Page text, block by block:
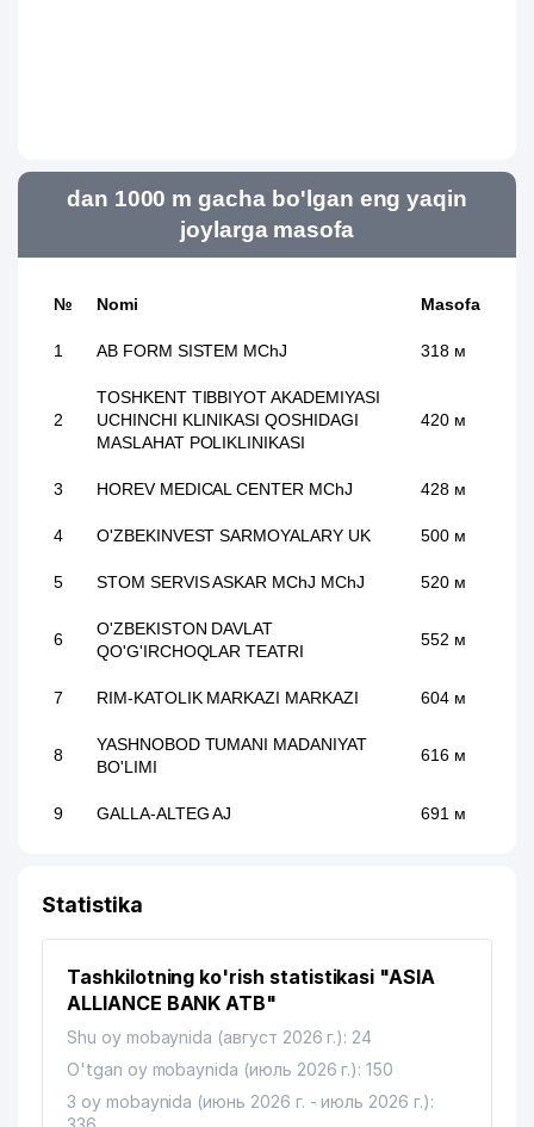
dan 1000 m gacha bo'lgan eng yaqin
joylarga masofa
№ Nomi Masofa
1 AB FORM SISTEM MChJ 318 м
2
TOSHKENT TIBBIYOT AKADEMIYASI
UCHINCHI KLINIKASI QOSHIDAGI
MASLAHAT POLIKLINIKASI
420 м
3 HOREV MEDICAL CENTER MChJ 428 м
4 O'ZBEKINVEST SARMOYALARY UK 500 м
5 STOM SERVIS ASKAR MChJ MChJ 520 м
6
O'ZBEKISTON DAVLAT
QO'G'IRCHOQLAR TEATRI
552 м
7 RIM-KATOLIK MARKAZI MARKAZI 604 м
8
YASHNOBOD TUMANI MADANIYAT
BO'LIMI
616 м
9 GALLA-ALTEG AJ 691 м
11
THE REAL BUSINESS ALLIANCE
12 ALFA PLAST INVEST QK MChJ 785 м
13
IXTISOSLASHTIRILGAN MUSIQA
MAKTABI
SHAHAR TIBBIY MASLAHAT
Statistika
Tashkilotning ko'rish statistikasi "ASIA
ALLIANCE BANK ATB"
Shu oy mobaynida (август 2026 г.): 24
O'tgan oy mobaynida (июль 2026 г.): 150
3 oy mobaynida (июнь 2026 г. - июль 2026 г.):